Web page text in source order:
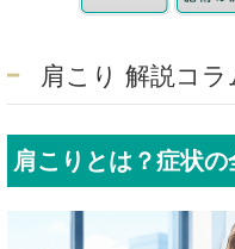
肩こり 解説コラ
肩こりとは？症状